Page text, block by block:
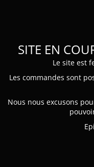
SITE EN
Le site est
Les commandes sont
Nous nous excusons